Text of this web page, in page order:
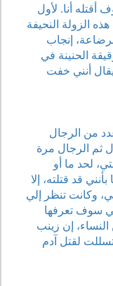
أقتله أنا. لأول
الزولة النحيفة
إنجاب
الحنينة في
أنني خفت
من الرجال
ثم الرجال مرة
لحد ما أو
قد قتلته، إلا
وكانت تنظر إلي
سوف تعرفها
النساء، إن زينب
لقتل آدم